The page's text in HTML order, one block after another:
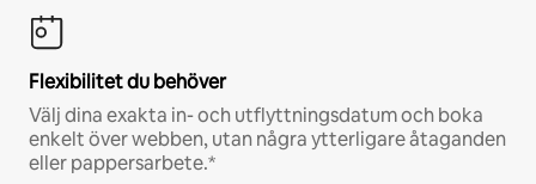
Flexibilitet du behöver
Välj dina exakta in- och utflyttningsdatum och boka
enkelt över webben, utan några ytterligare åtaganden
eller pappersarbete.*